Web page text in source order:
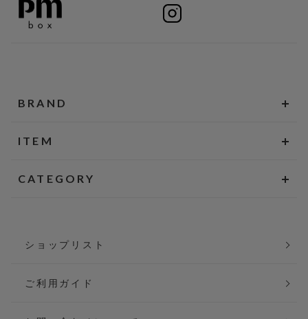
BRAND
ITEM
CATEGORY
ショップリスト
ご利用ガイド